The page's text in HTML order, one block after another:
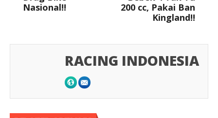
Nasional!!
200 cc, Pakai Ban
Kingland!!
RACING INDONESIA